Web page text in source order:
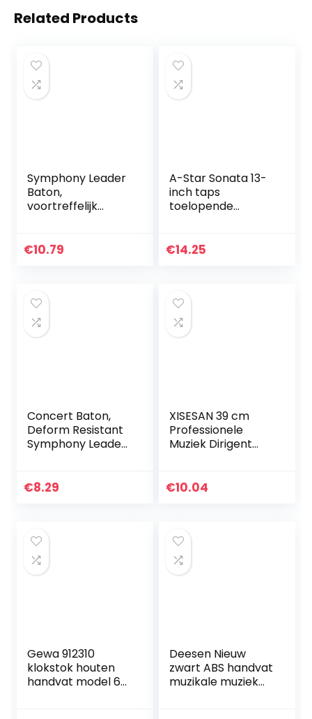
Related Products
Symphony Leader
Baton,
voortreffelijk
duurzame
€10.79
A-Star Sonata 13-
inch taps
toelopende
€14.25
Concert Baton,
Deform Resistant
Symphony Leader
orkestleider
€8.29
XISESAN 39 cm
Professionele
Muziek Dirigent
Muziek Directeur
€10.04
Gewa 912310
klokstok houten
handvat model 6
Deesen Nieuw
zwart ABS handvat
muzikale muziek